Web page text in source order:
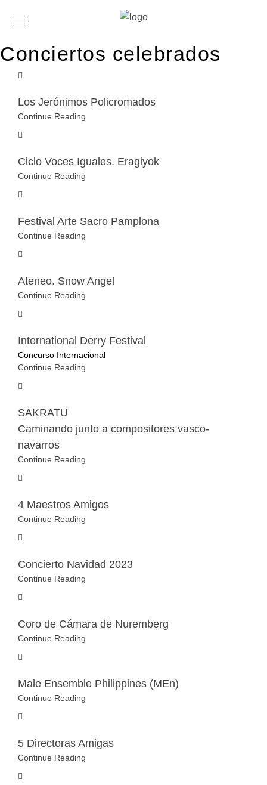
Conciertos celebrados
Los Jerónimos Policromados
Continue Reading
Ciclo Voces Iguales. Eragiyok
Continue Reading
Festival Arte Sacro Pamplona
Continue Reading
Ateneo. Snow Angel
Continue Reading
International Derry Festival
Concurso Internacional
Continue Reading
SAKRATU
Caminando junto a compositores vasco-
navarros
Continue Reading
4 Maestros Amigos
Continue Reading
Concierto Navidad 2023
Continue Reading
Coro de Cámara de Nuremberg
Continue Reading
Male Ensemble Philippines (MEn)
Continue Reading
5 Directoras Amigas
Continue Reading